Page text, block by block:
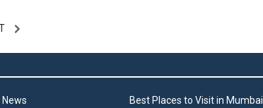
Best Places to Visit in Mumbai